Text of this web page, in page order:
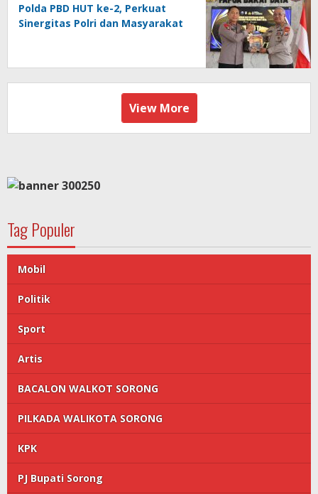
Polda PBD HUT ke-2, Perkuat
Sinergitas Polri dan Masyarakat
View More
Tag Populer
Mobil
Politik
Sport
Artis
BACALON WALKOT SORONG
PILKADA WALIKOTA SORONG
KPK
PJ Bupati Sorong